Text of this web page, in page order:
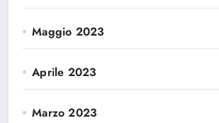
Maggio 2023
Aprile 2023
Marzo 2023